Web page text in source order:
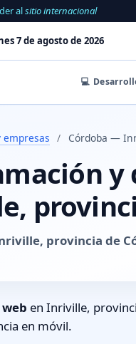
alsitio internacional
7 de agosto de 2026
💻
empresas / Córdoba —
provincia de
en Inriville,
en móvil.